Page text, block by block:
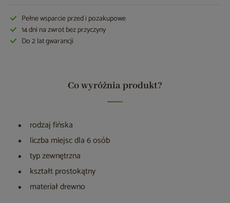
Pełne wsparcie przed i pozakupowe
14 dni na zwrot bez przyczyny
Do 2 lat gwarancji
Co wyróżnia produkt?
rodzaj fińska
liczba miejsc dla 6 osób
typ zewnętrzna
kształt prostokątny
materiał drewno